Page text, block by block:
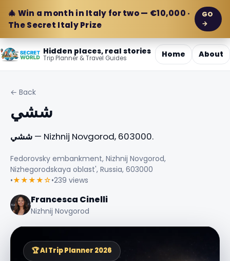
🎄 Win a month in Italy for two — €10,000 ·
The Secret Italy Prize
GO
→
Hidden places, real stories
Trip Planner & Travel Guides Home About
← Back
ششي
ششي — Nizhnij Novgorod, 603000.
Fedorovsky embankment, Nizhnij Novgorod,
Nizhegorodskaya oblast', Russia, 603000
•★★★★☆•239 views
Francesca Cinelli
Nizhnij Novgorod
🏆 AI Trip Planner 2026